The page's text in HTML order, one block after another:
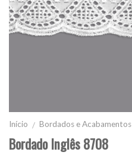
Início / Bordados e Acabamentos
Bordado Inglês 8708